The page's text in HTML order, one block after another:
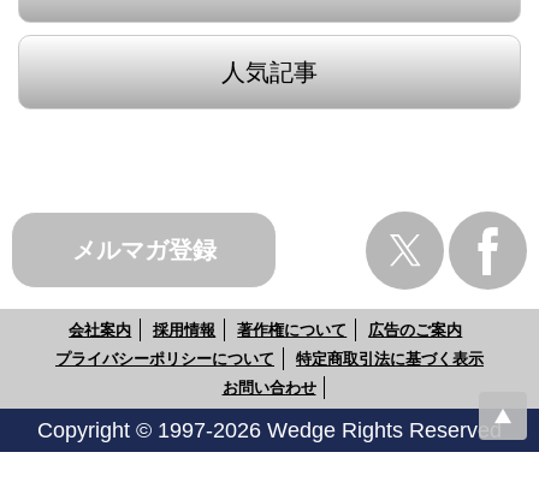
人気記事
メルマガ登録
会社案内 採用情報 著作権について
広告のご案内
プライバシーポリシーについて
特定商取引法に基づく表示
お問い合わせ
Copyright © 1997-2026 Wedge Rights Reserved